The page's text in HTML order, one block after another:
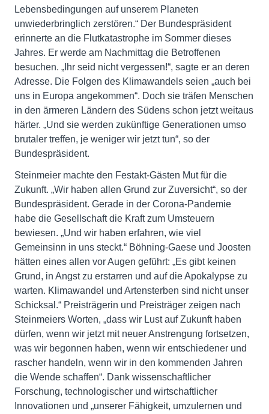
Lebensbedingungen auf unserem Planeten
unwiederbringlich zerstören.“ Der Bundespräsident
erinnerte an die Flutkatastrophe im Sommer dieses
Jahres. Er werde am Nachmittag die Betroffenen
besuchen. „Ihr seid nicht vergessen!“, sagte er an deren
Adresse. Die Folgen des Klimawandels seien „auch bei
uns in Europa angekommen“. Doch sie träfen Menschen
in den ärmeren Ländern des Südens schon jetzt weitaus
härter. „Und sie werden zukünftige Generationen umso
brutaler treffen, je weniger wir jetzt tun“, so der
Bundespräsident.
Steinmeier machte den Festakt-Gästen Mut für die
Zukunft. „Wir haben allen Grund zur Zuversicht“, so der
Bundespräsident. Gerade in der Corona-Pandemie
habe die Gesellschaft die Kraft zum Umsteuern
bewiesen. „Und wir haben erfahren, wie viel
Gemeinsinn in uns steckt.“ Böhning-Gaese und Joosten
hätten eines allen vor Augen geführt: „Es gibt keinen
Grund, in Angst zu erstarren und auf die Apokalypse zu
warten. Klimawandel und Artensterben sind nicht unser
Schicksal.“ Preisträgerin und Preisträger zeigen nach
Steinmeiers Worten, „dass wir Lust auf Zukunft haben
dürfen, wenn wir jetzt mit neuer Anstrengung fortsetzen,
was wir begonnen haben, wenn wir entschiedener und
rascher handeln, wenn wir in den kommenden Jahren
die Wende schaffen“. Dank wissenschaftlicher
Forschung, technologischer und wirtschaftlicher
Innovationen und „unserer Fähigkeit, umzulernen und